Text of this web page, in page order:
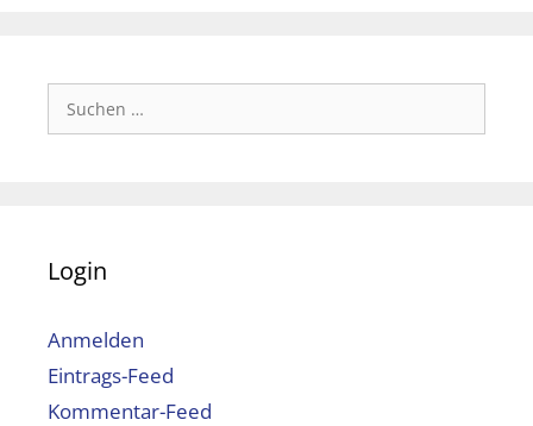
Suchen
nach:
Login
Anmelden
Eintrags-Feed
Kommentar-Feed